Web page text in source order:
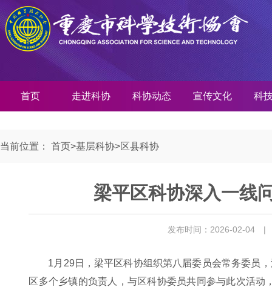
首页 走进科协 科协动态 宣传文化 科
当前位置： 首页>基层科协>区县科协
梁平区科协深入一线
发布时间：2026-02-04 |
1月29日，梁平区科协组织第八届委员会常务委员
区多个乡镇的负责人，与区科协委员共同参与此次活